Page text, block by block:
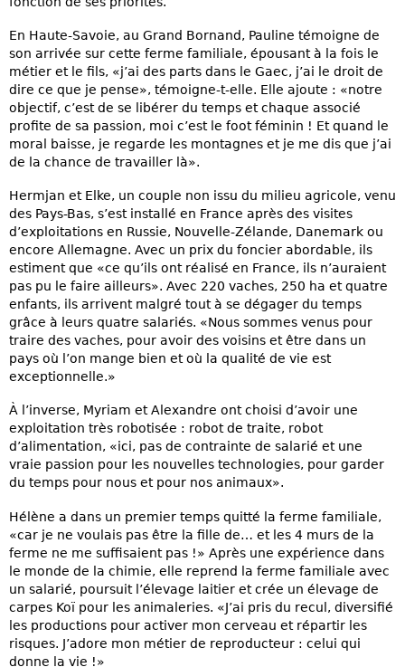
En Haute-Savoie, au Grand Bornand, Pauline témoigne de
son arrivée sur cette ferme familiale, épousant à la fois le
métier et le fils, «j’ai des parts dans le Gaec, j’ai le droit de
dire ce que je pense», témoigne-t-elle. Elle ajoute : «notre
objectif, c’est de se libérer du temps et chaque associé
profite de sa passion, moi c’est le foot féminin ! Et quand le
moral baisse, je regarde les montagnes et je me dis que j’ai
de la chance de travailler là».
Hermjan et Elke, un couple non issu du milieu agricole, venu
des Pays-Bas, s’est installé en France après des visites
d’exploitations en Russie, Nouvelle-Zélande, Danemark ou
encore Allemagne. Avec un prix du foncier abordable, ils
estiment que «ce qu’ils ont réalisé en France, ils n’auraient
pas pu le faire ailleurs». Avec 220 vaches, 250 ha et quatre
enfants, ils arrivent malgré tout à se dégager du temps
grâce à leurs quatre salariés. «Nous sommes venus pour
traire des vaches, pour avoir des voisins et être dans un
pays où l’on mange bien et où la qualité de vie est
exceptionnelle.»
À l’inverse, Myriam et Alexandre ont choisi d’avoir une
exploitation très robotisée : robot de traite, robot
d’alimentation, «ici, pas de contrainte de salarié et une
vraie passion pour les nouvelles technologies, pour garder
du temps pour nous et pour nos animaux».
Hélène a dans un premier temps quitté la ferme familiale,
«car je ne voulais pas être la fille de… et les 4 murs de la
ferme ne me suffisaient pas !» Après une expérience dans
le monde de la chimie, elle reprend la ferme familiale avec
un salarié, poursuit l’élevage laitier et crée un élevage de
carpes Koï pour les animaleries. «J’ai pris du recul, diversifié
les productions pour activer mon cerveau et répartir les
risques. J’adore mon métier de reproducteur : celui qui
donne la vie !»